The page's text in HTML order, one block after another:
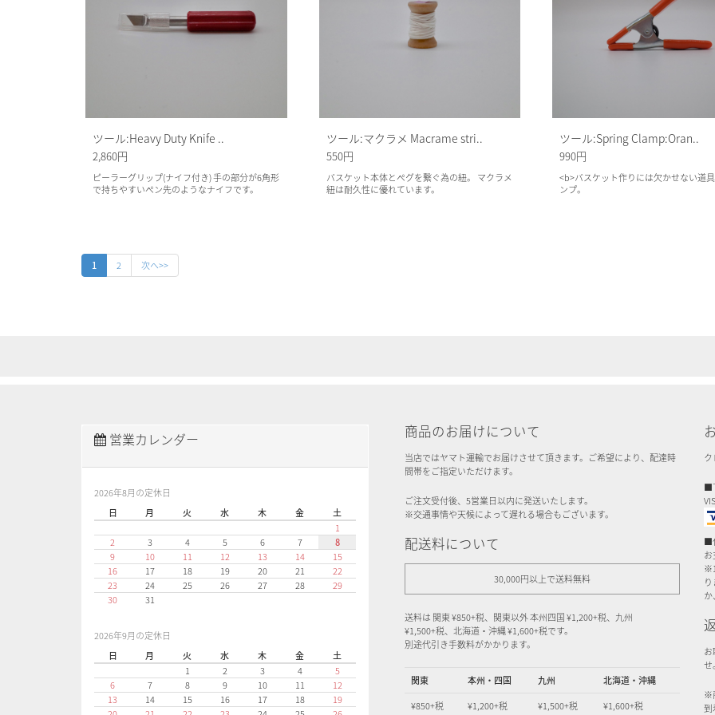
ツール:Heavy Duty Knife ..
2,860円
ピーラーグリップ(ナイフ付き) 手の部分が6角形
で持ちやすいペン先のようなナイフです。
ツール:マクラメ Macrame stri..
550円
バスケット本体とペグを繋ぐ為の紐。 マクラメ
紐は耐久性に優れています。
ツール:Spring Clamp:Oran..
990円
<b>バスケット作りには欠かせない道
ンプ。
1 2 次へ>>
営業カレンダー
2026年8月の定休日
日 月 火 水 木 金
土
1
2
3 4 5 6 7
8
9
10 11 12 13 14
15
16
17 18 19 20 21
22
23
24 25 26 27 28
29
30
31
2026年9月の定休日
日 月 火 水 木 金
土
1
2 3 4
5
6
7 8 9 10 11
12
13
14 15 16 17 18
19
商品のお届けについて
当店ではヤマト運輸でお届けさせて頂きます。ご希望により、配達時
間帯をご指定いただけます。
ご注文受付後、5営業日以内に発送いたします。
※交通事情や天候によって遅れる場合もございます。
配送料について
30,000円以上で送料無料
送料は 関東 ¥850+税、関東以外 本州四国 ¥1,200+税、九州
¥1,500+税、北海道・沖縄 ¥1,600+税です。
別途代引き手数料がかかります。
関東 本州・四国 九州 北海道・沖縄
¥850+税 ¥1,200+税 ¥1,500+税 ¥1,600+税
ク
■
■
お
か
お
せ
※
到